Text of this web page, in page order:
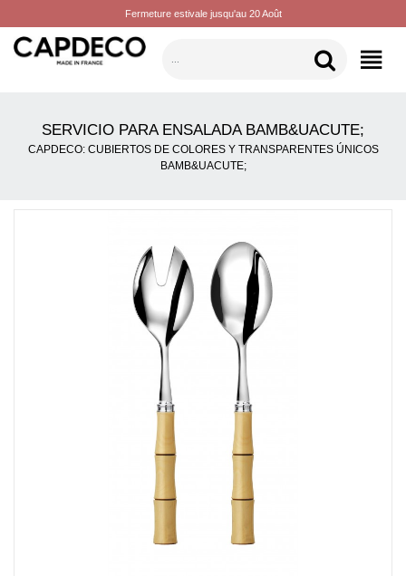
Fermeture estivale jusqu'au 20 Août
CATEGORÍAS
SERVICIO PARA ENSALADA BAMB&UACUTE;
CAPDECO: CUBIERTOS DE COLORES Y TRANSPARENTES ÚNICOS
BAMB&UACUTE;